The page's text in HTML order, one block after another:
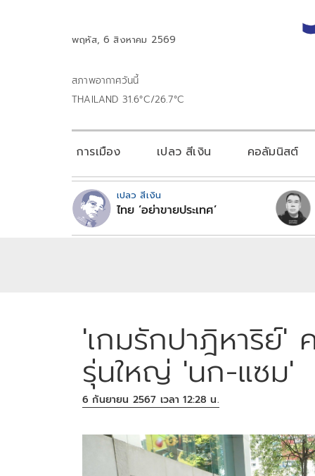
พฤหัส, 6 สิงหาคม 2569
สภาพอากาศวันนี้
THAILAND 31.6°C/26.7°C
การเมือง เปลว สีเงิน คอลัมนิสต์
เปลว สีเงิน
ไทย ‘อย่าขายประเทศ’
'เกมรักปาฎิหาริย์'
รุ่นใหญ่ 'นก-แซม'
6 กันยายน 2567 เวลา 12:28 น.